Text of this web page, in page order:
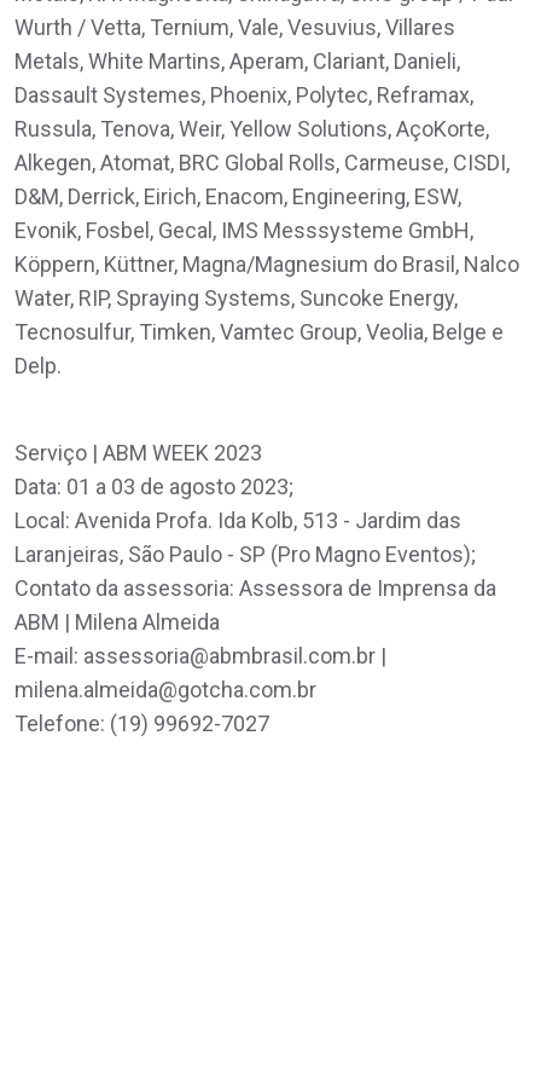
Wurth / Vetta, Ternium, Vale, Vesuvius, Villares
Metals, White Martins, Aperam, Clariant, Danieli,
Dassault Systemes, Phoenix, Polytec, Reframax,
Russula, Tenova, Weir, Yellow Solutions, AçoKorte,
Alkegen, Atomat, BRC Global Rolls, Carmeuse, CISDI,
D&M, Derrick, Eirich, Enacom, Engineering, ESW,
Evonik, Fosbel, Gecal, IMS Messsysteme GmbH,
Köppern, Küttner, Magna/Magnesium do Brasil, Nalco
Water, RIP, Spraying Systems, Suncoke Energy,
Tecnosulfur, Timken, Vamtec Group, Veolia, Belge e
Delp.
Serviço | ABM WEEK 2023
Data: 01 a 03 de agosto 2023;
Local: Avenida Profa. Ida Kolb, 513 - Jardim das
Laranjeiras, São Paulo - SP (Pro Magno Eventos);
Contato da assessoria: Assessora de Imprensa da
ABM | Milena Almeida
E-mail: assessoria@abmbrasil.com.br |
milena.almeida@gotcha.com.br
Telefone: (19) 99692-7027